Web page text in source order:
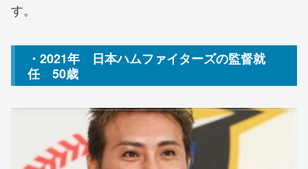
す。
・2021年 日本ハムファイターズの監督就
任 50歳